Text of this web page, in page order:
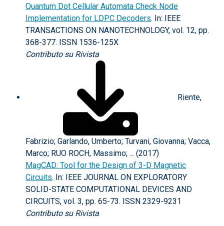
Quantum Dot Cellular Automata Check Node
Implementation for LDPC Decoders. In: IEEE
TRANSACTIONS ON NANOTECHNOLOGY, vol. 12, pp.
368-377. ISSN 1536-125X
Contributo su Rivista
Riente,
Fabrizio; Garlando, Umberto; Turvani, Giovanna; Vacca,
Marco; RUO ROCH, Massimo; ... (2017)
MagCAD: Tool for the Design of 3-D Magnetic
Circuits. In: IEEE JOURNAL ON EXPLORATORY
SOLID-STATE COMPUTATIONAL DEVICES AND
CIRCUITS, vol. 3, pp. 65-73. ISSN 2329-9231
Contributo su Rivista